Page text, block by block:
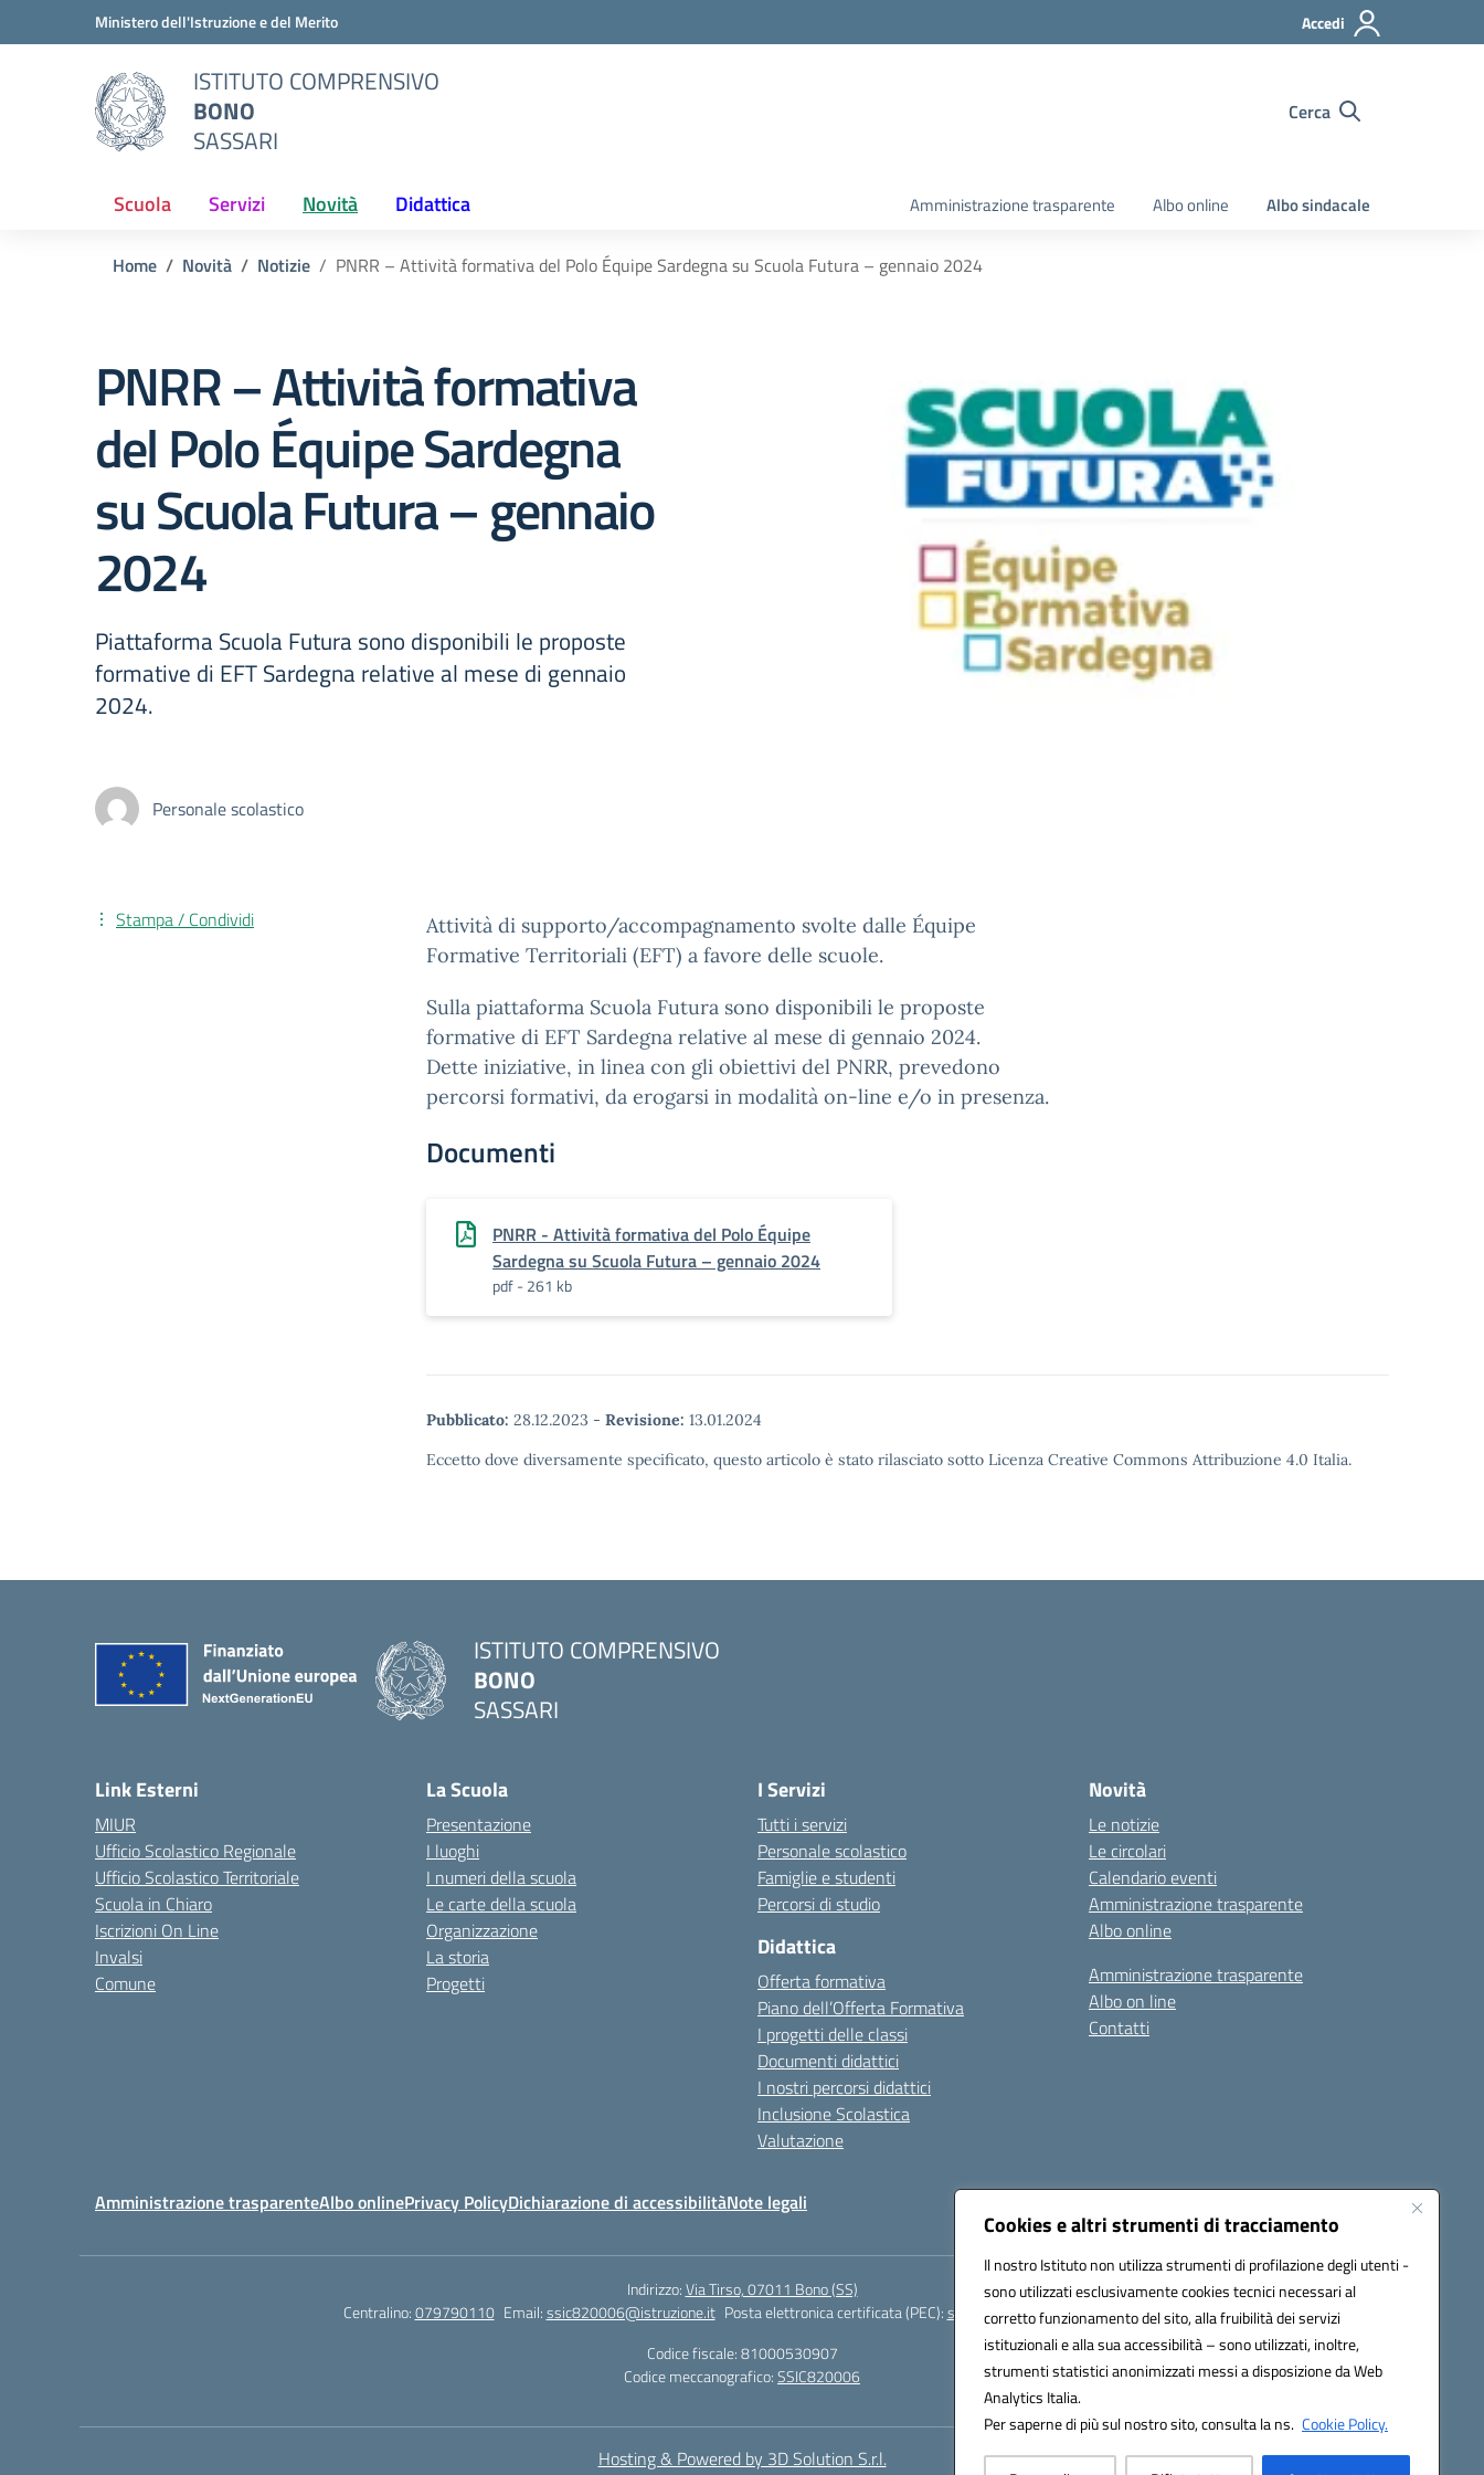
Cookies e altri strumenti di tracciamento
Il nostro Istituto non utilizza strumenti di profilazione degli utenti -
sono utilizzati esclusivamente cookies tecnici necessari al
corretto funzionamento del sito, alla fruibilità dei servizi
istituzionali e alla sua accessibilità – sono utilizzati, inoltre,
strumenti statistici anonimizzati messi a disposizione da Web
Analytics Italia.
Per saperne di più sul nostro sito, consulta la ns. Cookie Policy.
Vai ai contenuti
Vai al menu di navigazioneMinistero dell'Istruzione e del Merito Accedi
ISTITUTO COMPRENSIVO
BONO
SASSARI
Cerca
Scuola Servizi Novità Didattica Amministrazione trasparente Albo online Albo sindacale
Home Novità Notizie PNRR – Attività formativa del Polo Équipe Sardegna su Scuola Futura – gennaio 2024
PNRR – Attività formativa
del Polo Équipe Sardegna
su Scuola Futura – gennaio
2024
Piattaforma Scuola Futura sono disponibili le proposte
formative di EFT Sardegna relative al mese di gennaio
2024.
Personale scolastico
Attività di supporto/accompagnamento svolte dalle Équipe
Formative Territoriali (EFT) a favore delle scuole.
Sulla piattaforma Scuola Futura sono disponibili le proposte
formative di EFT Sardegna relative al mese di gennaio 2024.
Dette iniziative, in linea con gli obiettivi del PNRR, prevedono
percorsi formativi, da erogarsi in modalità on-line e/o in presenza.
Documenti
PNRR - Attività formativa del Polo Équipe
Sardegna su Scuola Futura – gennaio 2024
pdf - 261 kb
Pubblicato: 28.12.2023 - Revisione: 13.01.2024
Eccetto dove diversamente specificato, questo articolo è stato rilasciato sotto Licenza Creative Commons Attribuzione 4.0 Italia.
Stampa / Condividi
ISTITUTO COMPRENSIVO
BONO
SASSARI
Link Esterni
MIUR
Ufficio Scolastico Regionale
Ufficio Scolastico Territoriale
Scuola in Chiaro
Iscrizioni On Line
Invalsi
Comune
La Scuola
Presentazione
I luoghi
I numeri della scuola
Le carte della scuola
Organizzazione
La storia
Progetti
I Servizi
Tutti i servizi
Personale scolastico
Famiglie e studenti
Percorsi di studio
Didattica
Offerta formativa
Piano dell’Offerta Formativa
I progetti delle classi
Documenti didattici
I nostri percorsi didattici
Inclusione Scolastica
Valutazione
Novità
Le notizie
Le circolari
Calendario eventi
Amministrazione trasparente
Albo online
Amministrazione trasparente
Albo on line
Contatti
Amministrazione trasparenteAlbo onlinePrivacy PolicyDichiarazione di accessibilitàNote legali
Indirizzo:Via Tirso, 07011 Bono (SS)
Centralino:079790110 Email:ssic820006@istruzione.it Posta elettronica certificata (PEC):ssic820006@pec.istruzione.it
Codice fiscale: 81000530907
Codice meccanografico:SSIC820006
Hosting & Powered by 3D Solution S.r.l.